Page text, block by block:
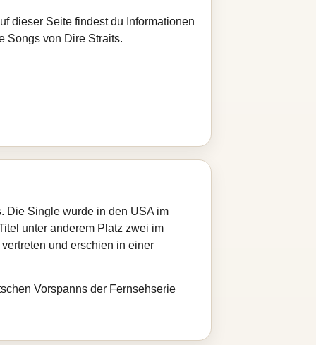
dieser Seite findest du Informationen
Songs von Dire Straits.
Die Single wurde in den USA im
unter anderem Platz zwei im
und erschien in einer
Vorspanns der Fernsehserie